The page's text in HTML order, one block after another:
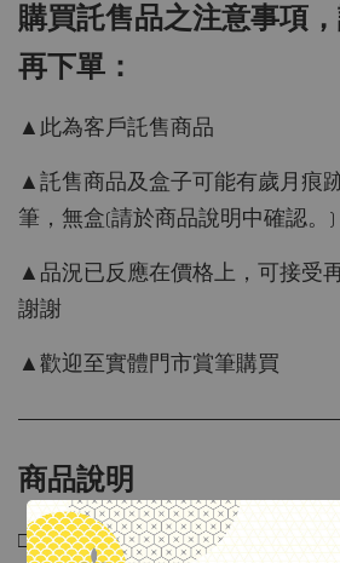
購買託售品之注意事項
再下單：
▲此為客戶託售商品
▲託售商品及盒子可能有歲月痕
筆，無盒(請於商品說明中確認。)
▲品況已反應在價格上，可接受
謝謝
▲歡迎至實體門市賞筆購買
商品說明
□ 品名：萬寶龍文學家系列 Oscar